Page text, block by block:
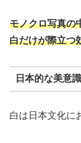
モノクロ写真の
白だけが際立つ
日本的な美意識
白は日本文化に